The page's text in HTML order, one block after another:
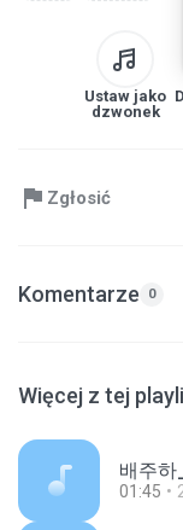
Ustaw jako
dzwonek
Zgłosić
Komentarze 0
Więcej z tej
배주
01:45